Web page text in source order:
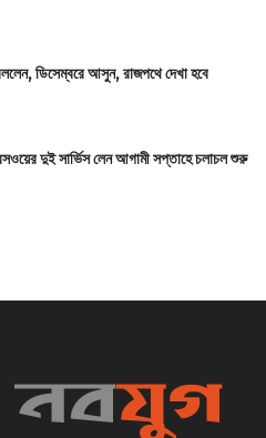
ডিসেম্বরে আসুন, রাজপথে দেখা হবে
দুই সার্ভিস লেন আগামী সপ্তাহে চলাচল শুরু